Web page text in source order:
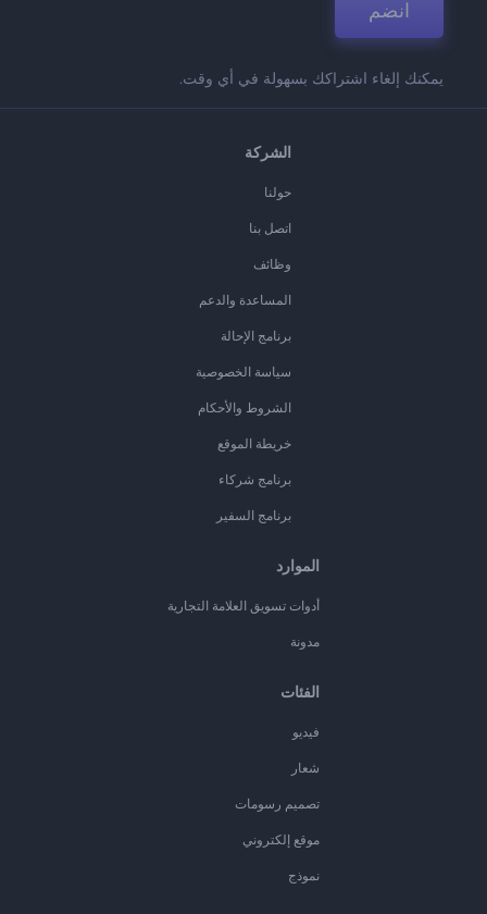
انضم
يمكنك إلغاء اشتراكك بسهولة في أي وقت.
الشركة
حولنا
اتصل بنا
وظائف
المساعدة والدعم
برنامج الإحالة
سياسة الخصوصية
الشروط والأحكام
خريطة الموقع
برنامج شركاء
برنامج السفير
الموارد
أدوات تسويق العلامة التجارية
مدونة
الفئات
فيديو
شعار
تصميم رسومات
موقع إلكتروني
نموذج